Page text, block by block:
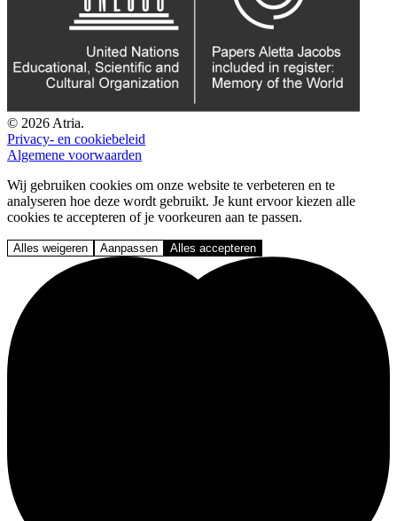
© 2026 Atria.
Privacy- en cookiebeleid
Algemene voorwaarden
Wij gebruiken cookies om onze website te verbeteren en te
analyseren hoe deze wordt gebruikt. Je kunt ervoor kiezen alle
cookies te accepteren of je voorkeuren aan te passen.
Alles weigeren Aanpassen Alles accepteren